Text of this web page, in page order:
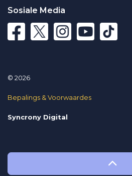
Sosiale Media
© 2026
Bepalings & Voorwaardes
Syncrony Digital